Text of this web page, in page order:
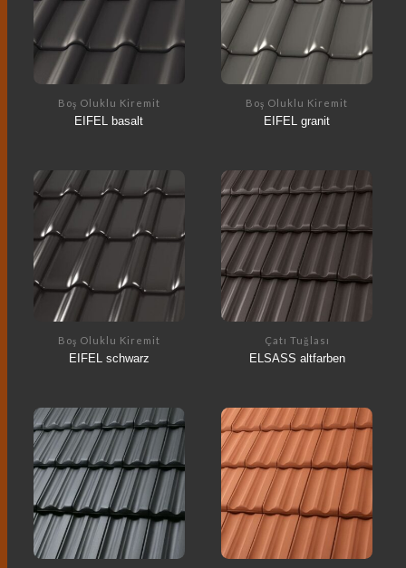
Boş Oluklu Kiremit
EIFEL basalt
Boş Oluklu Kiremit
EIFEL granit
Boş Oluklu Kiremit
EIFEL schwarz
Çatı Tuğlası
ELSASS altfarben